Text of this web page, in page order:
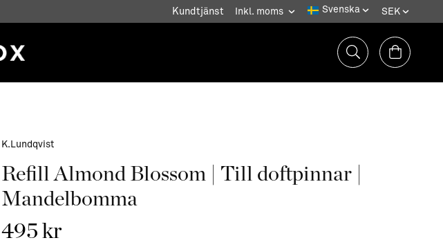
Kundtjänst
K.Lundqvist
Refill Almond Blossom | Till doftpinnar |
Mandelbomma
495 kr